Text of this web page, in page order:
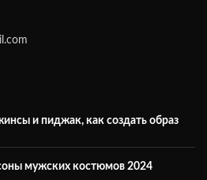
и пиджак, как создать образ
мужских костюмов 2024